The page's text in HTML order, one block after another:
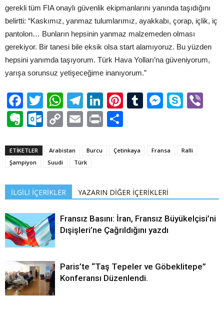
gerekli tüm FIA onaylı güvenlik ekipmanlarını yanında taşıdığını
belirtti: “Kaskımız, yanmaz tulumlarımız, ayakkabı, çorap, içlik, iç
pantolon… Bunların hepsinin yanmaz malzemeden olması
gerekiyor. Bir tanesi bile eksik olsa start alamıyoruz. Bu yüzden
hepsini yanımda taşıyorum. Türk Hava Yolları’na güveniyorum,
yarışa sorunsuz yetişeceğime inanıyorum.”
Facebook
TwitterWhatsApp
Telegram
LinkedIn
Pinterest
Tumblr
Evernote
Outlook.com
CopyEmailPrint
ETİKETLER Arabistan Burcu Çetinkaya Fransa
Ralli
Şampiyon
Suudi Türk
İLGİLİ İÇERİKLER YAZARIN DİĞER İÇERİKLERİ
Fransız Basını: İran, Fransız Büyükelçisi’ni
Dışişleri’ne Çağrıldığını yazdı
Paris’te “Taş Tepeler ve Göbeklitepe”
Konferansı Düzenlendi.